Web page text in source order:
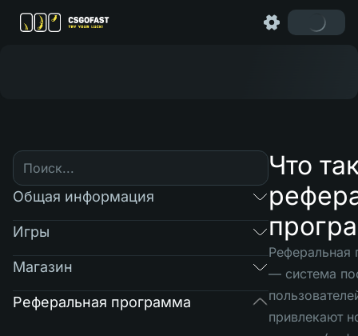
Общая информация
Игры
Магазин
Реферальная программа
Что
Реферальная
— система
привлекают